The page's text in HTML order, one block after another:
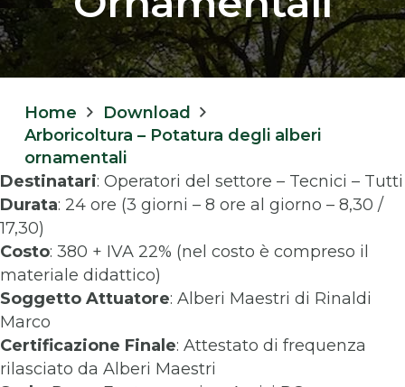
Home
Download
Arboricoltura – Potatura degli alberi
ornamentali
Destinatari: Operatori del settore – Tecnici – Tutti
Durata: 24 ore (3 giorni – 8 ore al giorno – 8,30 /
17,30)
Costo: 380 + IVA 22% (nel costo è compreso il
materiale didattico)
Soggetto Attuatore: Alberi Maestri di Rinaldi
Marco
Certificazione Finale: Attestato di frequenza
rilasciato da Alberi Maestri